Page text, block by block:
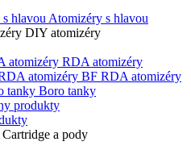
Atomizéry s hlavou
DIY atomizéry
RDA atomizéry
BF RDA atomizéry
Boro tanky
produkty
Cartridge a pody